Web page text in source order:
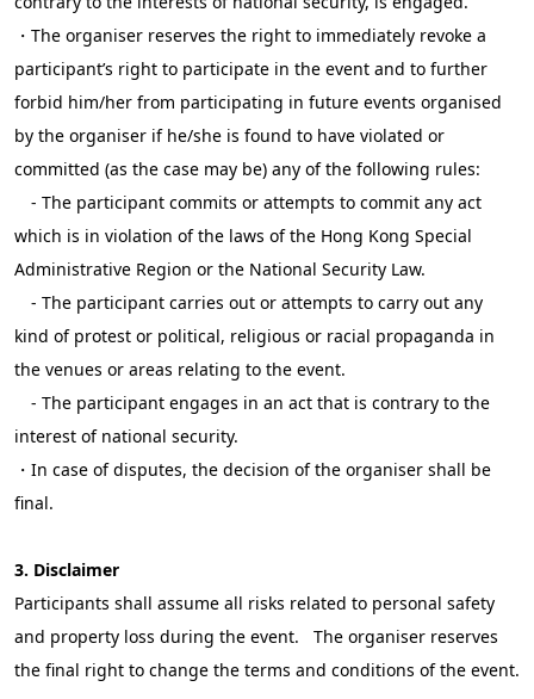
・The organiser reserves the right to immediately revoke a
participant’s right to participate in the event and to further
forbid him/her from participating in future events organised
by the organiser if he/she is found to have violated or
committed (as the case may be) any of the following rules:
- The participant commits or attempts to commit any act
which is in violation of the laws of the Hong Kong Special
Administrative Region or the National Security Law.
- The participant carries out or attempts to carry out any
kind of protest or political, religious or racial propaganda in
the venues or areas relating to the event.
- The participant engages in an act that is contrary to the
interest of national security.
・In case of disputes, the decision of the organiser shall be
final.
3. Disclaimer
Participants shall assume all risks related to personal safety
and property loss during the event. The organiser reserves
the final right to change the terms and conditions of the event.